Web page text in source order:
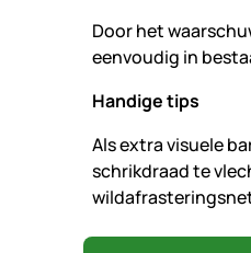
Door het
eenvoudig in
Handige tips
Als extra visuele
schrikdraad te